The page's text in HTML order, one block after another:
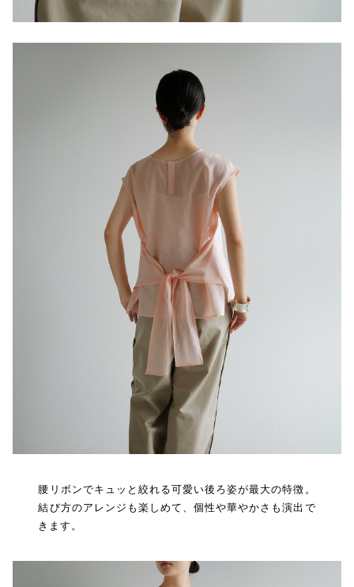
腰リボンでキュッと絞れる可愛い後ろ姿が最大の特徴。
結び方のアレンジも楽しめて、個性や華やかさも演出で
きます。